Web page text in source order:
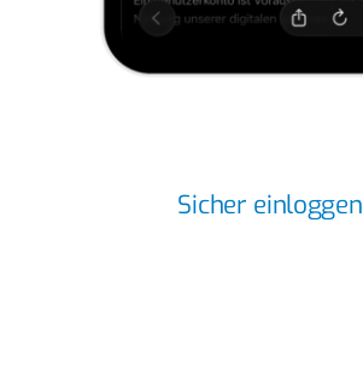
Sicher einloggen